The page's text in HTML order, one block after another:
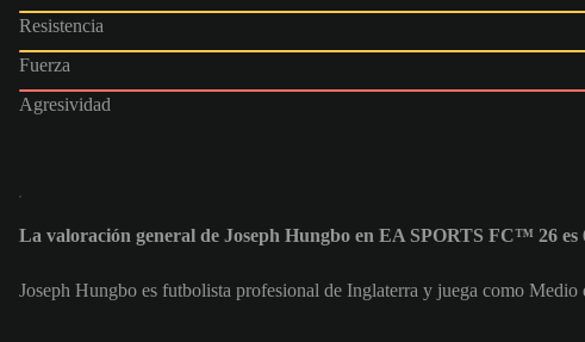
Resistencia
Fuerza
Agresividad
La valoración general de Joseph Hungbo en EA SPORTS FC™ 26 es
Joseph Hungbo es futbolista profesional de Inglaterra y juega como